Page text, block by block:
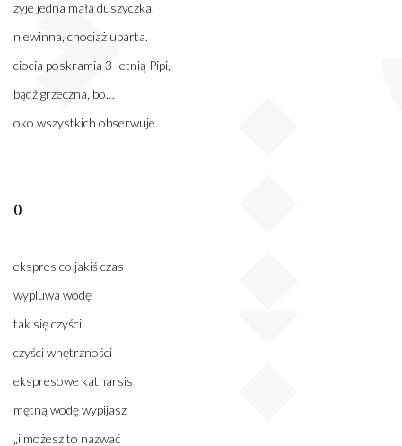
żyje jedna mała duszyczka.
niewinna, chociaż uparta.
ciocia poskramia 3-letnią Pipi,
bądź grzeczna, bo…
oko wszystkich obserwuje.
()
ekspres co jakiś czas
wypluwa wodę
tak się czyści
czyści wnętrzności
ekspresowe katharsis
mętną wodę wypijasz
„i możesz to nazwać